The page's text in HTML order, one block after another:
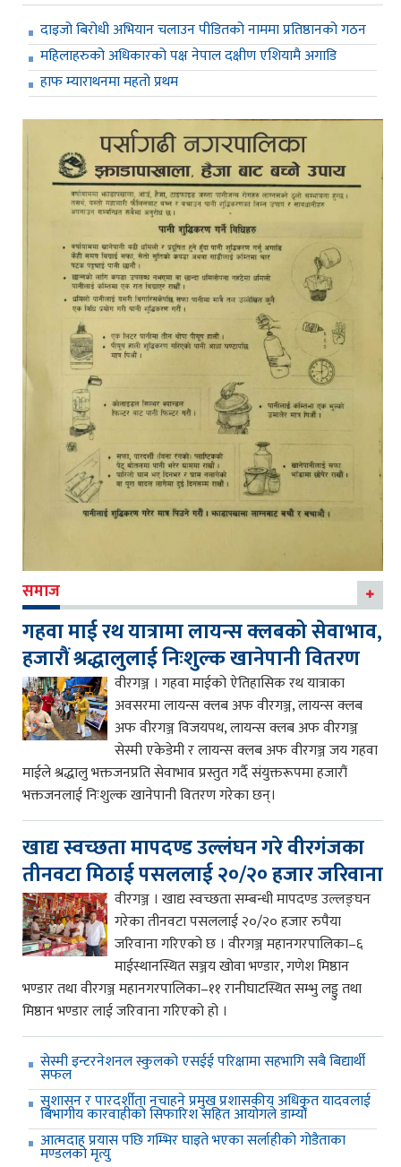
दाइजो बिरोधी अभियान चलाउन पीडितको नाममा प्रतिष्ठानको गठन
महिलाहरुको अधिकारको पक्ष नेपाल दक्षीण एशियामै अगाडि
हाफ म्याराथनमा महतो प्रथम
समाज
गहवा माई रथ यात्रामा लायन्स क्लबको सेवाभाव,
हजारौं श्रद्धालुलाई निःशुल्क खानेपानी वितरण
वीरगञ्ज । गहवा माईको ऐतिहासिक रथ यात्राका
अवसरमा लायन्स क्लब अफ वीरगञ्ज, लायन्स क्लब
अफ वीरगञ्ज विजयपथ, लायन्स क्लब अफ वीरगञ्ज
सेस्मी एकेडेमी र लायन्स क्लब अफ वीरगञ्ज जय गहवा
माईले श्रद्धालु भक्तजनप्रति सेवाभाव प्रस्तुत गर्दै संयुक्तरूपमा हजारौं
भक्तजनलाई निःशुल्क खानेपानी वितरण गरेका छन्।
खाद्य स्वच्छता मापदण्ड उल्लंघन गरे वीरगंजका
तीनवटा मिठाई पसललाई २०/२० हजार जरिवाना
वीरगञ्ज । खाद्य स्वच्छता सम्बन्धी मापदण्ड उल्लङ्घन
गरेका तीनवटा पसललाई २०/२० हजार रुपैया
जरिवाना गरिएको छ । वीरगञ्ज महानगरपालिका–६
माईस्थानस्थित सञ्जय खोवा भण्डार, गणेश मिष्ठान
भण्डार तथा वीरगञ्ज महानगरपालिका–११ रानीघाटस्थित सम्भु लड्डु तथा
मिष्ठान भण्डार लाई जरिवाना गरिएको हो ।
सेस्मी इन्टरनेशनल स्कुलको एसईई परिक्षामा सहभागि सबै बिद्यार्थी
सफल
सुशासन र पारदर्शीता नचाहने प्रमुख प्रशासकीय अधिकृत यादवलाई
बिभागीय कारवाहीको सिफारिश सहित आयोगले डाम्यो
आत्मदाह प्रयास पछि गम्भिर घाइते भएका सर्लाहीको गोडैताका
मण्डलको मृत्यु